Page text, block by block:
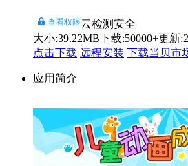
查看权限云检测安全
大小:39.22MB下载:50000+更新
点击下载 远程安装 下载当贝市
应用简介